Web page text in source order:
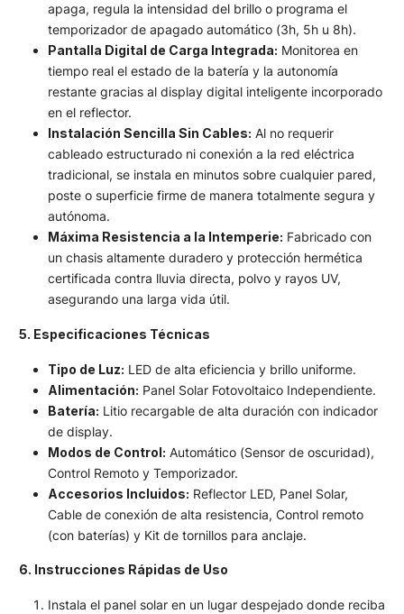
apaga, regula la intensidad del brillo o programa el
temporizador de apagado automático (3h, 5h u 8h).
Pantalla Digital de Carga Integrada: Monitorea en
tiempo real el estado de la batería y la autonomía
restante gracias al display digital inteligente incorporado
en el reflector.
Instalación Sencilla Sin Cables: Al no requerir
cableado estructurado ni conexión a la red eléctrica
tradicional, se instala en minutos sobre cualquier pared,
poste o superficie firme de manera totalmente segura y
autónoma.
Máxima Resistencia a la Intemperie: Fabricado con
un chasis altamente duradero y protección hermética
certificada contra lluvia directa, polvo y rayos UV,
asegurando una larga vida útil.
5. Especificaciones Técnicas
Tipo de Luz: LED de alta eficiencia y brillo uniforme.
Alimentación: Panel Solar Fotovoltaico Independiente.
Batería: Litio recargable de alta duración con indicador
de display.
Modos de Control: Automático (Sensor de oscuridad),
Control Remoto y Temporizador.
Accesorios Incluidos: Reflector LED, Panel Solar,
Cable de conexión de alta resistencia, Control remoto
(con baterías) y Kit de tornillos para anclaje.
​6. Instrucciones Rápidas de Uso
​Instala el panel solar en un lugar despejado donde reciba